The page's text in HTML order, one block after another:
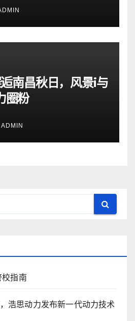
南昌秋日，风景i与
圈粉
ADMIN
校指南
浩思动力发布新一代动力技术